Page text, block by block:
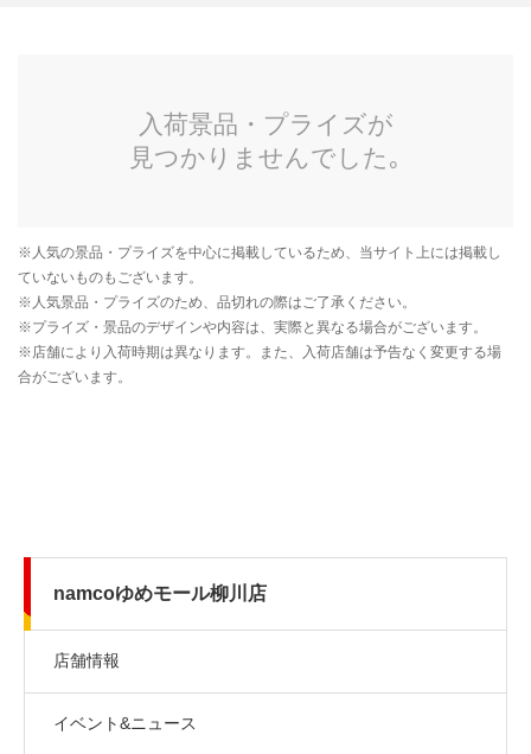
namcoゆめモール柳川店
店舗情報
イベント&ニュース